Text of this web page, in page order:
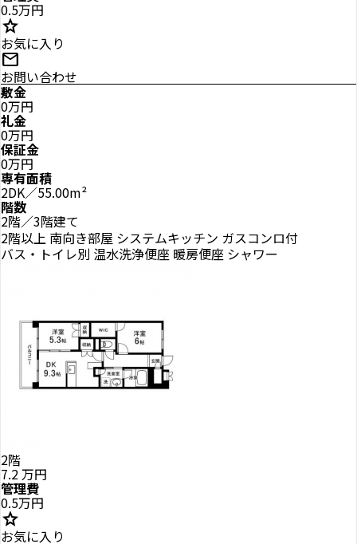
0.5万円
star
お気に入り
mail
お問い合わせ
敷金
0万円
礼金
0万円
保証金
0万円
専有面積
2DK／55.00m²
階数
2階／3階建て
2階以上 南向き部屋 システムキッチン ガスコンロ付
バス・トイレ別 温水洗浄便座 暖房便座 シャワー
2階
7.2万円
管理費
0.5万円
star
お気に入り